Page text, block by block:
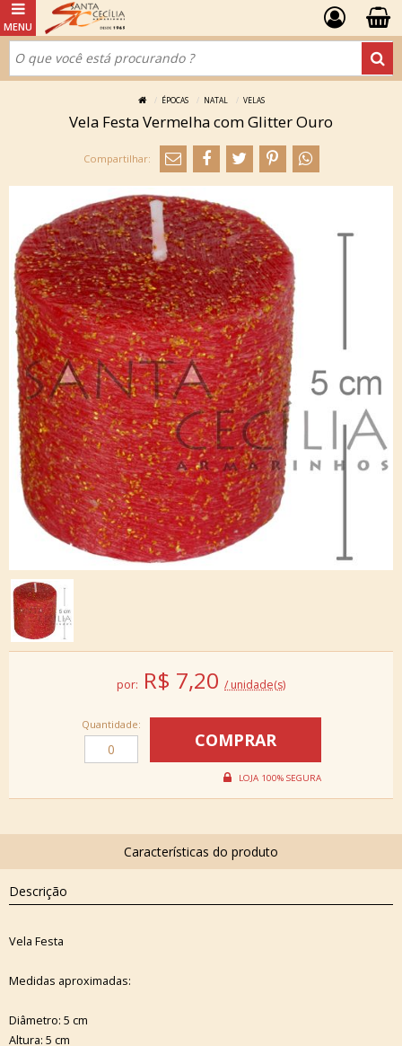
ÉPOCAS NATAL VELAS
Vela Festa Vermelha com Glitter Ouro
por: R$ 7,20 / unidade(s)
Quantidade:
Descrição
Vela Festa
Medidas aproximadas:
Diâmetro: 5 cm
Altura: 5 cm